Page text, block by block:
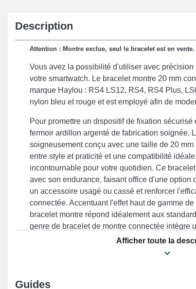
Description
Attention : Montre exclue, seul le bracelet est en vente.
Vous avez la possibilité d'utiliser avec
votre smartwatch. Le bracelet montre 20 mm
marque Haylou : RS4 LS12, RS4, RS4 Plus,
nylon bleu et rouge et est employé afin de
Pour promettre un dispositif de fixation
fermoir ardillon argenté de fabrication soignée.
soigneusement conçu avec une taille de 20
entre style et praticité et une compatibilité
incontournable pour votre quotidien. Ce
avec son endurance, faisant office d'une option
un accessoire usagé ou cassé et renforcer
connectée. Accentuant l'effet haut de gamme
bracelet montre répond idéalement aux
genre de bracelet de montre connectée intègre
approprié avec le design RS4 Plus, LS02, RS4,
davantage de la marque Haylou. Par le biais de
simplicité.
Afficher toute la
Guides